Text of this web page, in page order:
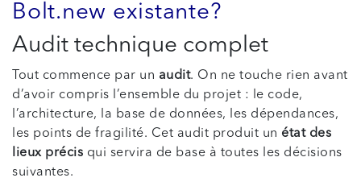
Bolt.new existante?
Audit technique complet
Tout commence par un audit. On ne touche rien avant
d’avoir compris l’ensemble du projet : le code,
l’architecture, la base de données, les dépendances,
les points de fragilité. Cet audit produit un état des
lieux précis qui servira de base à toutes les décisions
suivantes.